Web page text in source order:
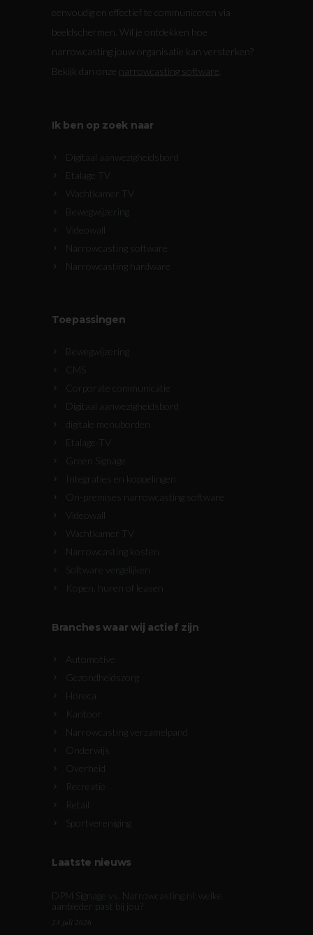
eenvoudig en effectief te communiceren via
beeldschermen. Wil je ontdekken hoe
narrowcasting jouw organisatie kan versterken?
Bekijk dan onze narrowcasting software
Ik ben op zoek naar
Digitaal aanwezigheidsbord
Etalage TV
Wachtkamer TV
Bewegwijzering
Videowall
Narrowcasting software
Narrowcasting hardware
Toepassingen
Bewegwijzering
CMS
Corporate communicatie
Digitaal aanwezigheidsbord
digitale menuborden
Etalage-TV
Green Signage
Integraties en koppelingen
On-premises narrowcasting software
Videowall
Wachtkamer TV
Narrowcasting kosten
Software vergelijken
Kopen, huren of leasen
Branches waar wij actief zijn
Automotive
Gezondheidszorg
Horeca
Kantoor
Narrowcasting verzamelpand
Onderwijs
Overheid
Recreatie
Retail
Sportvereniging
Laatste nieuws
DPM Signage vs. Narrowcasting.nl: welke
aanbieder past bij jou?
23 juli 2026